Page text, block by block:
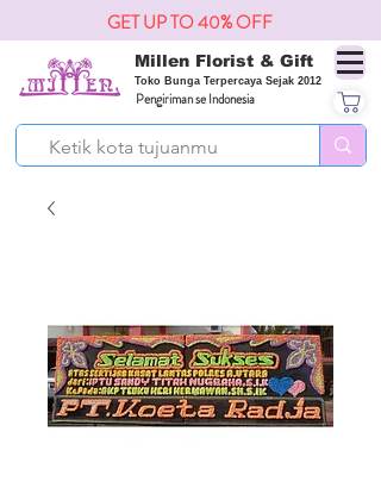
Millen Florist & Gift
Toko Bunga Terpercaya Sejak 2012
Pengiriman se Indonesia
GET UP TO 40% OFF